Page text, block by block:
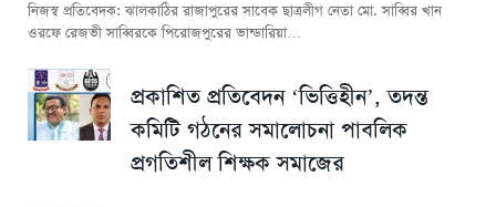
নিজস্ব প্রতিবেদক: ঝালকাঠির রাজাপুরের সাবেক ছাত্রলীগ নেতা মো. সাব্বির খান
ওরফে রেজভী সাব্বিরকে পিরোজপুরের ভান্ডারিয়া…
প্রকাশিত প্রতিবেদন ‘ভিত্তিহীন’, তদন্ত
কমিটি গঠনের সমালোচনা পাবলিক
প্রগতিশীল শিক্ষক সমাজের